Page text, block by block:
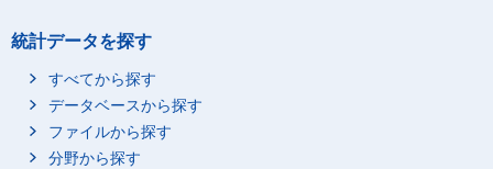
統計データを探す
すべてから探す
データベースから探す
ファイルから探す
分野から探す